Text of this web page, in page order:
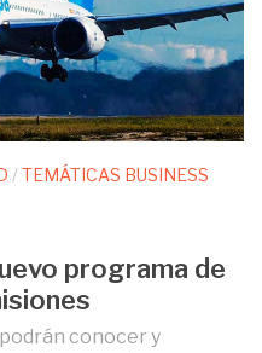
/TEMÁTICAS BUSINESS
programa de
conocer y